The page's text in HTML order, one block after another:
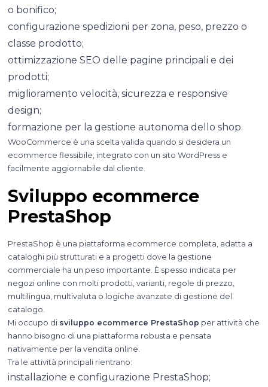
o bonifico;
configurazione spedizioni per zona, peso, prezzo o
classe prodotto;
ottimizzazione SEO delle pagine principali e dei
prodotti;
miglioramento velocità, sicurezza e responsive
design;
formazione per la gestione autonoma dello shop.
WooCommerce è una scelta valida quando si desidera un
ecommerce flessibile, integrato con un sito WordPress e
facilmente aggiornabile dal cliente.
Sviluppo ecommerce
PrestaShop
PrestaShop è una piattaforma ecommerce completa, adatta a
cataloghi più strutturati e a progetti dove la gestione
commerciale ha un peso importante. È spesso indicata per
negozi online con molti prodotti, varianti, regole di prezzo,
multilingua, multivaluta o logiche avanzate di gestione del
catalogo.
Mi occupo di sviluppo ecommerce PrestaShop per attività che
hanno bisogno di una piattaforma robusta e pensata
nativamente per la vendita online.
Tra le attività principali rientrano:
installazione e configurazione PrestaShop;